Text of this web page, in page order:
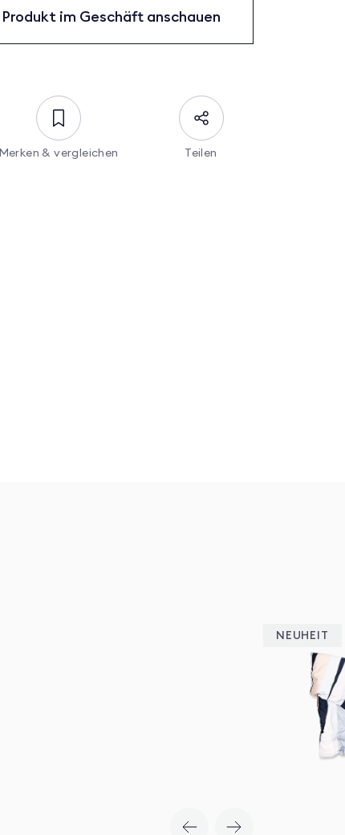
Produkt im Geschäft anschauen
Merken & vergleichen Teilen
NEUHEIT